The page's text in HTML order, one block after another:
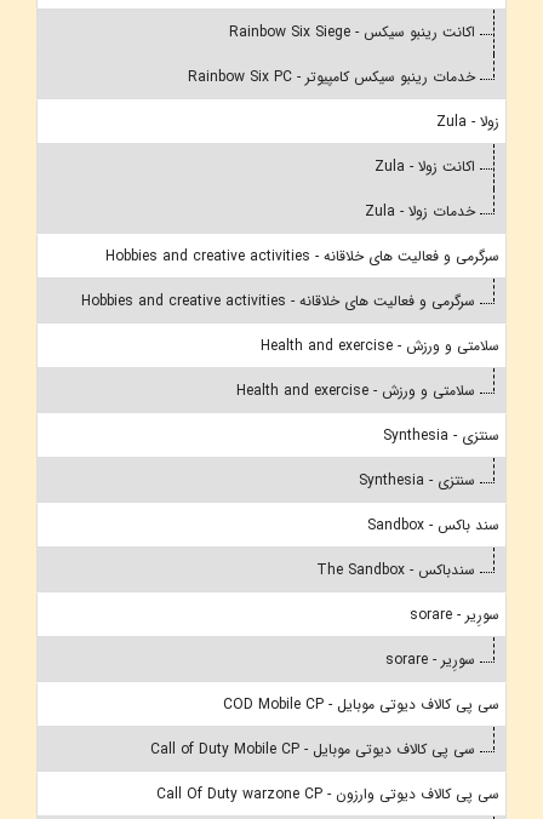
اکانت رینبو سیکس - Rainbow Six Siege
خدمات رینبو سیکس کامپیوتر - Rainbow Six PC
زولا - Zula
اکانت زولا - Zula
خدمات زولا - Zula
سرگرمی و فعالیت های خلاقانه - Hobbies and creative activities
سرگرمی و فعالیت های خلاقانه - Hobbies and creative activities
سلامتی و ورزش - Health and exercise
سلامتی و ورزش - Health and exercise
سنتزی - Synthesia
سنتزی - Synthesia
سند باکس - Sandbox
سندباکس - The Sandbox
سورِیر - sorare
سورِیر - sorare
سی پی کالاف دیوتی موبایل - COD Mobile CP
سی پی کالاف دیوتی موبایل - Call of Duty Mobile CP
سی پی کالاف دیوتی وارزون - Call Of Duty warzone CP